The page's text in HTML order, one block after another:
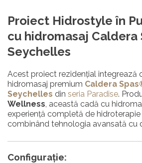
Proiect Hidrostyle în
cu hidromasaj Caldera
Seychelles
Acest proiect rezidențial integrează
hidromasaj premium Caldera
Seychelles din seria Paradise.
Wellness, această cadă cu
experiență completă de
combinând tehnologia avansată cu
Configurație: